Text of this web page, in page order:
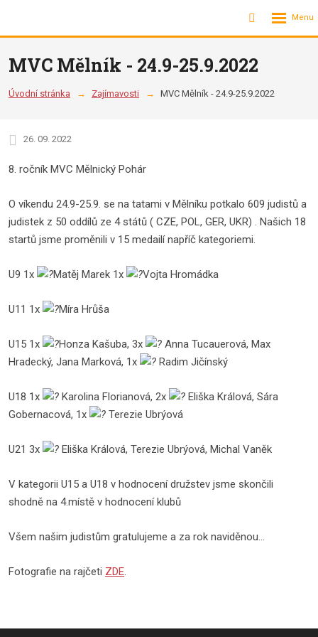
Vyhledávání
Rozbalení
menu
MVC Mělník - 24.9-25.9.2022
Úvodní stránka Zajímavosti MVC Mělník - 24.9-25.9.2022
26. 09. 2022
8. ročník MVC Mělnický Pohár
O víkendu 24.9-25.9. se na tatami v Mělníku potkalo 609 judistů a
judistek z 50 oddílů ze 4 států ( CZE, POL, GER, UKR) . Našich 18
startů jsme proměnili v 15 medailí napříč kategoriemi.
U9 1x Matěj Marek 1x Vojta Hromádka
U11 1x Míra Hrůša
U15 1x Honza Kašuba, 3x
Anna Tucauerová, Max
Hradecký, Jana Marková, 1x
Radim Jičínský
U18 1x Karolina Florianová, 2x
Eliška Králová, Sára
Gobernacová, 1x
Terezie Ubrýová
U21 3x Eliška Králová, Terezie Ubrýová, Michal Vaněk
V kategorii U15 a U18 v hodnocení družstev jsme skončili
shodně na 4.místě v hodnocení klubů
Všem našim judistům gratulujeme a za rok naviděnou...
Fotografie na rajčeti ZDE.